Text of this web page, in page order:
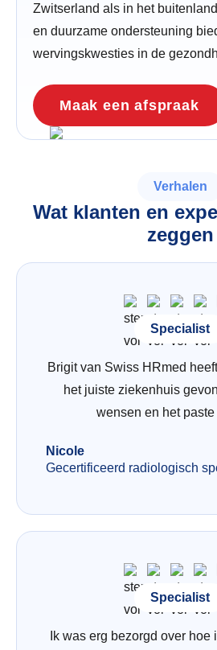
Zwitserland als in het
en duurzame ondersteuning
wervingskwesties in de
Maak een afspraak
Verhalen
Wat klanten en
zeggen
Specialist
Brigit van Swiss HRmed
het juiste ziekenhuis
wensen en het paste
Nicole
Gecertificeerd radiologisch
Specialist
Ik was erg bezorgd over